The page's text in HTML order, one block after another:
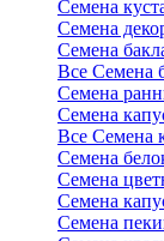
Семена
Семена
Семена
Все Семена
Семена
Семена
Все Семена
Семена
Семена
Семена
Семена